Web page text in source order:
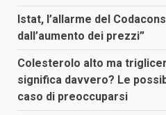
Istat, l’allarme del
dall’aumento dei prezzi”
Colesterolo alto ma
significa davvero? Le
caso di preoccuparsi